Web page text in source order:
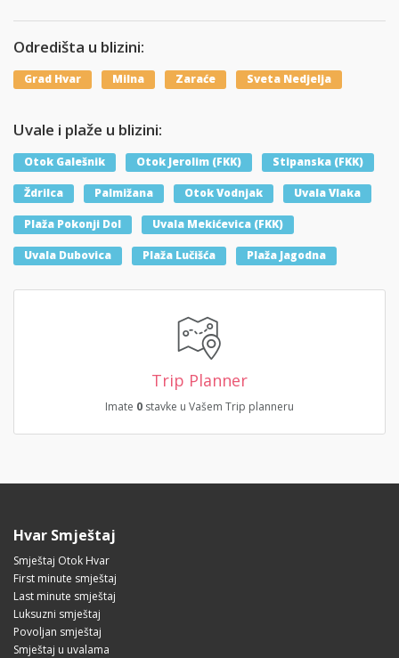
Odredišta u blizini:
Grad Hvar Milna Zaraće Sveta Nedjelja
Uvale i plaže u blizini:
Otok Galešnik Otok Jerolim (FKK) Stipanska (FKK)
Ždrilca Palmižana Otok Vodnjak Uvala Vlaka
Plaža Pokonji Dol Uvala Mekićevica (FKK)
Uvala Dubovica Plaža Lučišća Plaža Jagodna
Trip Planner
Imate 0 stavke u Vašem Trip planneru
Hvar Smještaj
Smještaj Otok Hvar
First minute smještaj
Last minute smještaj
Luksuzni smještaj
Povoljan smještaj
Smještaj u uvalama